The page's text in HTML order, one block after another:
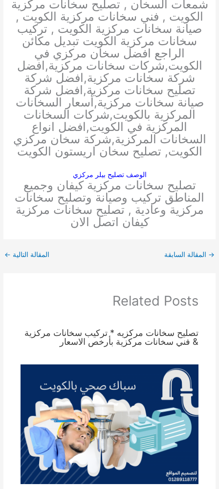
شمعات السخان , تصليح سخانات مركزية
الكويت , فني سخانات مركزية الكويت ,
صيانة سخانات مركزية الكويت , تركيب
سخانات مركزية الكويت تبديل مكائن
الراجع افضل سخان مركزي في
الكويت,شركات سخانات مركزية,افضل
شركة سخانات مركزية,افضل شركة
تصليح سخانات مركزية,افضل شركة
صيانة سخانات مركزية,أسعار السخانات
المركزية بالكويت,شركات السخانات
المركزية في الكويت,افضل انواع
السخانات المركزية,شركة سخان مركزي
الكويت, تصليح سخان اريستون الكويت
الوصف تصليح بيلر مركزي
تصليح سخانات مركزية كيفان وجميع
المناطق تركيب وصيانة وتصليح سخانات
مركزية وعادية , تصليح سخانات مركزية
كيفان اتصل الان
→ المقالة السابقة المقالة التالية ←
Related Posts
تصليح سخانات مركزيه * تركيب سخانات مركزية
& فني سخانات مركزية بأرخص الاسعار